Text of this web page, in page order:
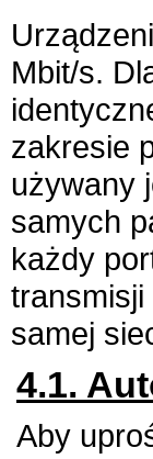
Mbit/s.
zakresie
używany
samych
każdy
transmisji
samej
4.1.
Aby